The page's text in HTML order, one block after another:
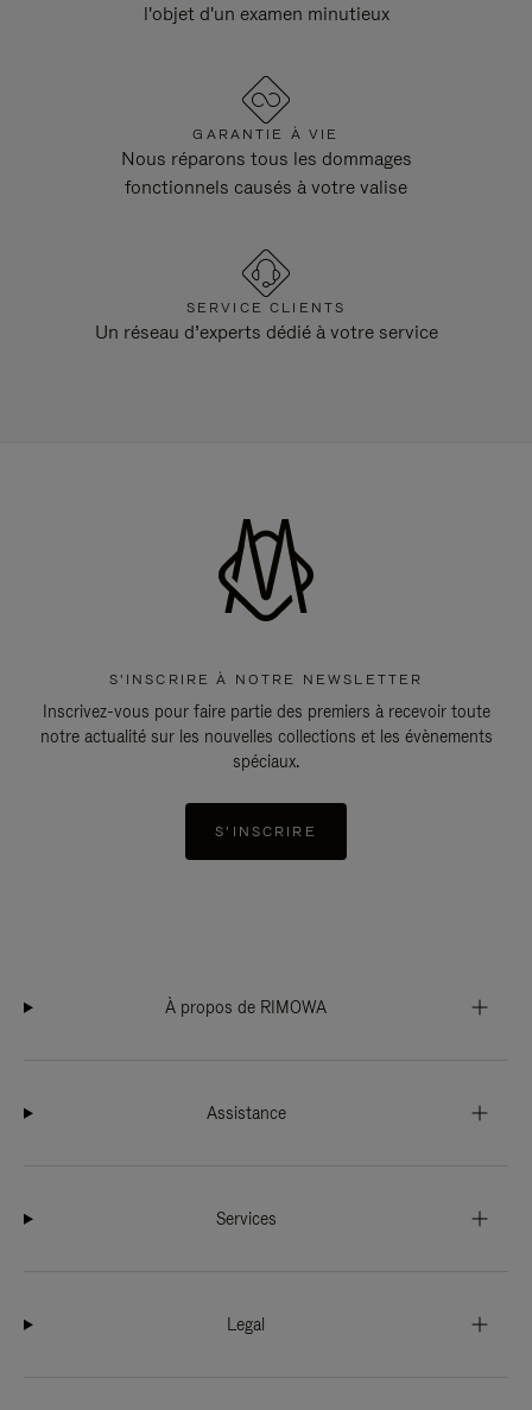
l'objet d'un examen minutieux
GARANTIE À VIE
Nous réparons tous les dommages
fonctionnels causés à votre valise
SERVICE CLIENTS
Un réseau d’experts dédié à votre service
S'INSCRIRE À NOTRE NEWSLETTER
Inscrivez-vous pour faire partie des premiers à recevoir toute
notre actualité sur les nouvelles collections et les évènements
spéciaux.
S'INSCRIRE
À propos de RIMOWA
Assistance
Services
Legal